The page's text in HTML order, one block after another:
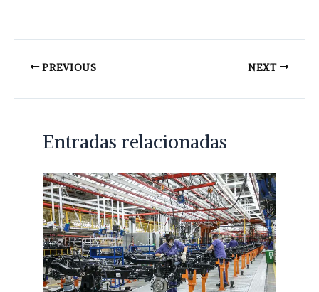
PREVIOUS NEXT
Entradas relacionadas